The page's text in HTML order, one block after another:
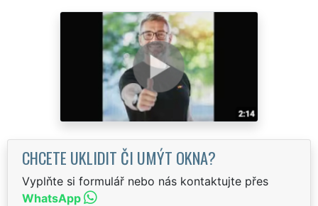
CHCETE UKLIDIT ČI UMÝT OKNA?
Vyplňte si formulář nebo nás kontaktujte přes
WhatsApp